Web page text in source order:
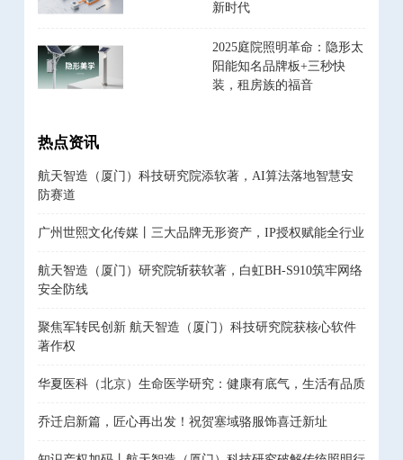
新时代
2025庭院照明革命：隐形太
阳能知名品牌板+三秒快
装，租房族的福音
热点资讯
航天智造（厦门）科技研究院添软著，AI算法落地智慧安
防赛道
广州世熙文化传媒丨三大品牌无形资产，IP授权赋能全行业
航天智造（厦门）研究院斩获软著，白虹BH-S910筑牢网络
安全防线
聚焦军转民创新 航天智造（厦门）科技研究院获核心软件
著作权
华夏医科（北京）生命医学研究：健康有底气，生活有品质
乔迁启新篇，匠心再出发！祝贺塞域骆服饰喜迁新址